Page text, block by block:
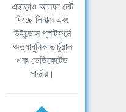
এছাড়াও আলফা নেট
দিচ্ছে লিনাক্স এবং
উইন্ডোস প্লাটফর্মে
অত্যাধুনিক ভার্চুয়াল
এবং ডেডিকেটেড
সার্ভার।